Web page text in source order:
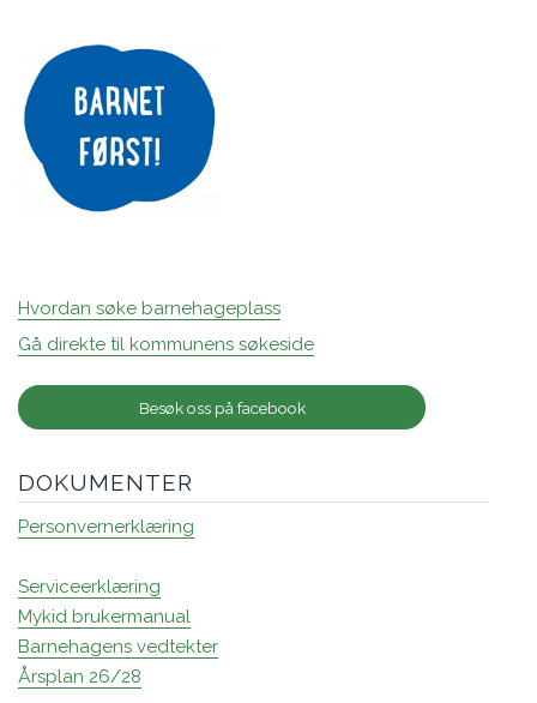
Hvordan søke barnehageplass
Gå direkte til kommunens søkeside
Besøk oss på facebook
DOKUMENTER
Personvernerklæring
Serviceerklæring
Mykid brukermanual
Barnehagens vedtekter
Årsplan 26/28